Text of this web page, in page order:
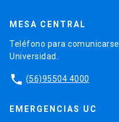
MESA CENTRAL
Teléfono para
Universidad.
phone (56)95504 4000
EMERGENCIAS UC